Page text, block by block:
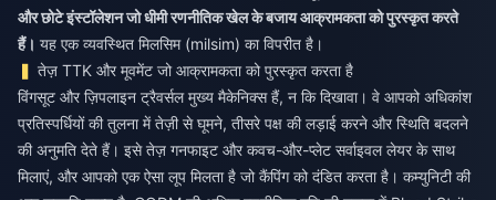
और छोटे इंस्टॉलेशन जो धीमी रणनीतिक खेल के बजाय आक्रामकता को पुरस्कृत करते
हैं। यह एक व्यवस्थित मिलसिम (milsim) का विपरीत है।
तेज़ TTK और मूवमेंट जो आक्रामकता को पुरस्कृत करता है
विंगसूट और ज़िपलाइन ट्रैवर्सल मुख्य मैकेनिक्स हैं, न कि दिखावा। वे आपको अधिकांश
प्रतिस्पर्धियों की तुलना में तेज़ी से घूमने, तीसरे पक्ष की लड़ाई करने और स्थिति बदलने
की अनुमति देते हैं। इसे तेज़ गनफाइट और कवच-और-प्लेट सर्वाइवल लेयर के साथ
मिलाएं, और आपको एक ऐसा लूप मिलता है जो कैंपिंग को दंडित करता है। कम्युनिटी की